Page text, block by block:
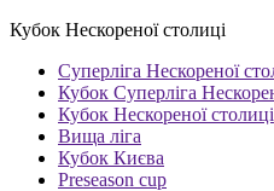
Кубок Нескореної столиці
Суперліга Нескореної
Кубок Суперліга
Кубок Нескореної столиці
Вища ліга
Кубок Києва
Preseason cup